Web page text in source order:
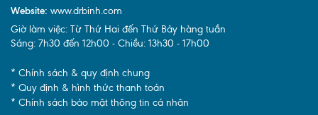
Website: www.drbinh.com
Giờ làm việc: Từ Thứ Hai đến Thứ Bảy hàng tuần
Sáng: 7h30 đến 12h00 - Chiều: 13h30 - 17h00
* Chính sách & quy định chung
* Quy định & hình thức thanh toán
* Chính sách bảo mật thông tin cá nhân